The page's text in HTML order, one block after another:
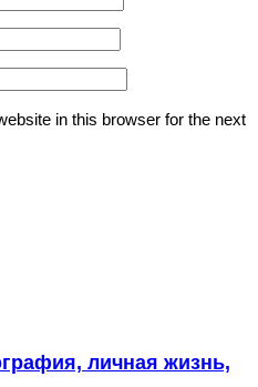
in this browser for the next
личная жизнь,